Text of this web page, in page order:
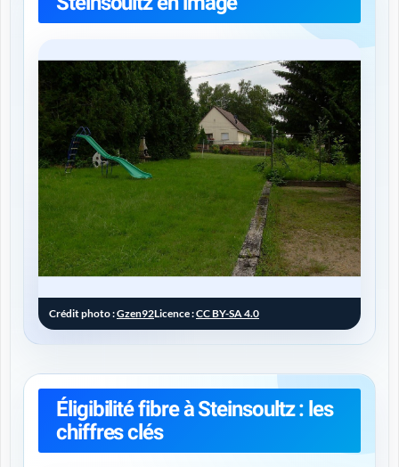
Crédit photo :Gzen92Licence :CC BY-SA 4.0
Éligibilité fibre à Steinsoultz : les
chiffres clés